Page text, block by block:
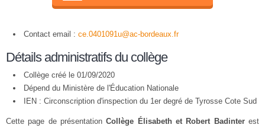
Contact email : ce.0401091u@ac-bordeaux.fr
Détails administratifs du collège
Collège créé le 01/09/2020
Dépend du Ministère de l'Éducation Nationale
IEN : Circonscription d'inspection du 1er degré de Tyrosse Cote Sud
Cette page de présentationCollège Élisabeth et Robert Badinterest